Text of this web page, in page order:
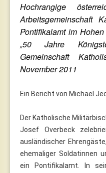
Hochrangige
Arbeitsgemeinschaft
Pontifikalamt im
„50 Jahre
Gemeinschaft
November 2011
Ein Bericht von Michael
Der Katholische
Josef Overbeck
ausländischer
ehemaliger Soldatinnen
ein Pontifikalamt. In